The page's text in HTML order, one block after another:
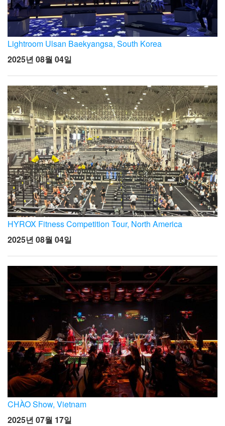
Lightroom Ulsan Baekyangsa, South Korea
2025년 08월 04일
HYROX Fitness Competition Tour, North America
2025년 08월 04일
CHÀO Show, Vietnam
2025년 07월 17일